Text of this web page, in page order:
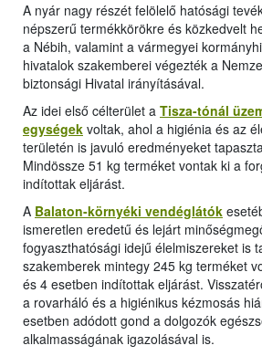
A nyár nagy részét felölelő hatósági
népszerű termékkörökre és közkedvelt
a Nébih, valamint a vármegyei
hivatalok szakemberei végezték a
biztonsági Hivatal irányításával.
Az idei első célterület a Tisza-tónál
egységek voltak, ahol a higiénia és az
területén is javuló eredményeket
Mindössze 51 kg terméket vontak ki a
indítottak eljárást.
A Balaton-környéki vendéglátók
ismeretlen eredetű és lejárt
fogyaszthatósági idejű élelmiszereket is
szakemberek mintegy 245 kg terméket
és 4 esetben indítottak eljárást.
a rovarháló és a higiénikus kézmosás
esetben adódott gond a dolgozók
alkalmasságának igazolásával is.